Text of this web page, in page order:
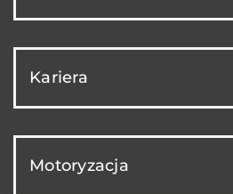
Kariera
Motoryzacja